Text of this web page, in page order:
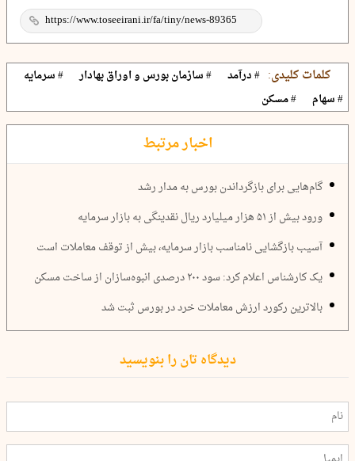
کلمات کلیدی: # درآمد # سازمان بورس و اوراق بهادار
# سرمایه
# سهام
# مسکن
اخبار مرتبط
گام‌هایی برای بازگرداندن بورس به مدار رشد
ورود بیش از ۵۱ هزار میلیارد ریال نقدینگی به بازار سرمایه
آسیب بازگشایی نامناسب بازار سرمایه، بیش از توقف معاملات است
یک کارشناس اعلام کرد: سود ۲۰۰ درصدی انبوه‌سازان از ساخت مسکن
بالاترین رکورد ارزش معاملات خرد در بورس ثبت شد
دیدگاه تان را بنویسید